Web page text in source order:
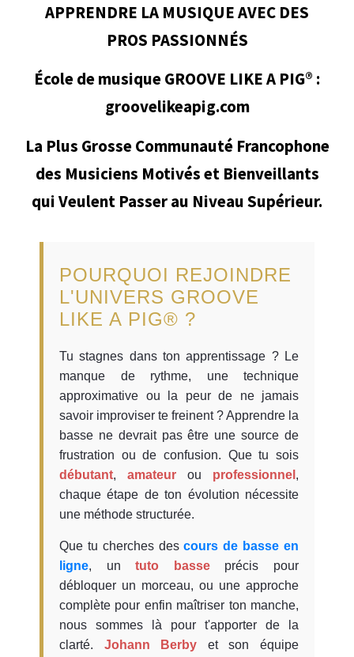
APPRENDRE LA MUSIQUE AVEC DES
PROS PASSIONNÉS
École de musique GROOVE LIKE A PIG® :
groovelikeapig.com
La Plus Grosse Communauté Francophone
des Musiciens Motivés et Bienveillants
qui Veulent Passer au Niveau Supérieur.
POURQUOI REJOINDRE
L'UNIVERS GROOVE
LIKE A PIG® ?
Tu stagnes dans ton apprentissage ? Le
manque de rythme, une technique
approximative ou la peur de ne jamais
savoir improviser te freinent ? Apprendre la
basse ne devrait pas être une source de
frustration ou de confusion. Que tu sois
débutant, amateur ou professionnel ,
chaque étape de ton évolution nécessite
une méthode structurée.
Que tu cherches descours de basse en
ligne, untuto basseprécis pour
débloquer un morceau, ou une approche
complète pour enfin maîtriser ton manche,
nous sommes là pour t'apporter de la
clarté. Johann Berby et son équipe